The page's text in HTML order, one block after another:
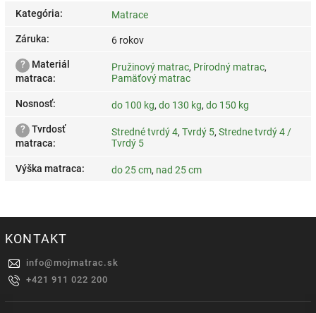
Kategória: Matrace
Záruka: 6 rokov
?
Materiál
matraca:
Pružinový matrac, Prírodný matrac,
Pamäťový matrac
Nosnosť: do 100 kg, do 130 kg, do 150 kg
? Tvrdosť
matraca:
Stredné tvrdý 4, Tvrdý 5, Stredne tvrdý 4 /
Tvrdý 5
Výška matraca: do 25 cm, nad 25 cm
KONTAKT
info@mojmatrac.sk
+421 911 022 200